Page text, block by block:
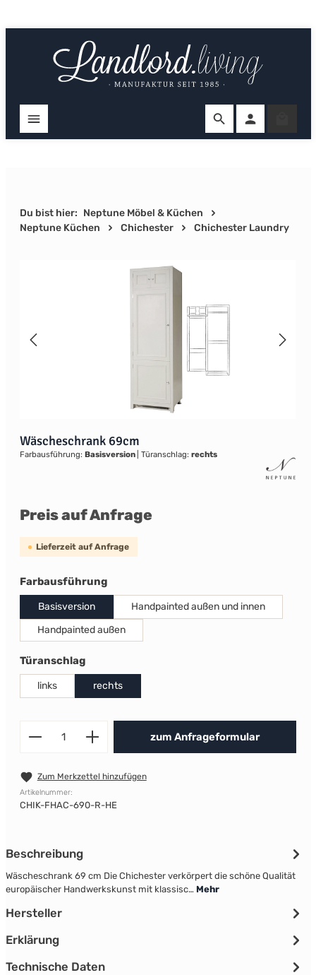
Du bist hier: Neptune Möbel & Küchen
Neptune Küchen
Chichester Chichester Laundry
Bildergalerie überspringen
Wäscheschrank 69cm
Farbausführung: Basisversion Türanschlag: rechts
Preis auf Anfrage
Lieferzeit auf Anfrage
Farbausführungauswählen
Basisversion
Handpainted außen und innen
Handpainted außen
Türanschlagauswählen
links rechts
Produkt Anzahl: Gib den
zum Anfrageformular
Zum Merkzettel hinzufügen
Artikelnummer:
CHIK-FHAC-690-R-HE
Beschreibung
Wäscheschrank 69 cm Die Chichester verkörpert die schöne Qualität
europäischer Handwerkskunst mit klassisc… Mehr
Hersteller
Erklärung
Technische Daten